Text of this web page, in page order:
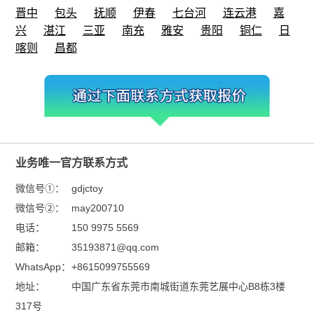
晋中 包头 抚顺 伊春 七台河 连云港
嘉
兴
湛江 三亚 南充 雅安 贵阳 铜仁
日
喀则
昌都
业务唯一官方联系方式
微信号①：
gdjctoy
微信号②：
may200710
电话：
150 9975 5569
邮箱：
35193871@qq.com
WhatsApp： +8615099755569
地址：
中国广东省东莞市南城街道东莞艺展中心B8栋3楼
317号